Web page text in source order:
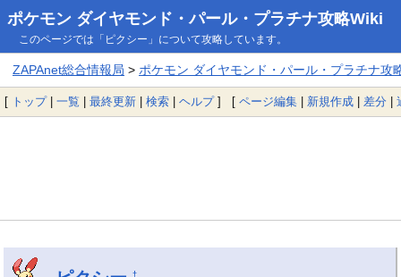
ポケモン ダイヤモンド・パール・プラチナ攻略Wiki
このページでは「ピクシー」について攻略しています。
ZAPAnet総合情報局 > ポケモン ダイヤモンド・パール・プラチナ攻
[ トップ| 一覧 | 最終更新 | 検索 | ヘルプ] [ ページ編集 | 新規作成 | 差分 |
†